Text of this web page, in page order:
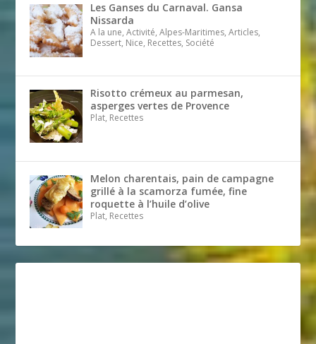
Les Ganses du Carnaval. Gansa
Nissarda
A la une, Activité, Alpes-Maritimes, Articles,
Dessert, Nice, Recettes, Société
Risotto crémeux au parmesan,
asperges vertes de Provence
Plat, Recettes
Melon charentais, pain de campagne
grillé à la scamorza fumée, fine
roquette à l’huile d’olive
Plat, Recettes